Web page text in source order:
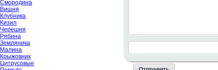
Смородина
Вишня
Клубника
Кизил
Черешня
Рябина
Земляника
Малина
Крыжовник
Цитрусовые